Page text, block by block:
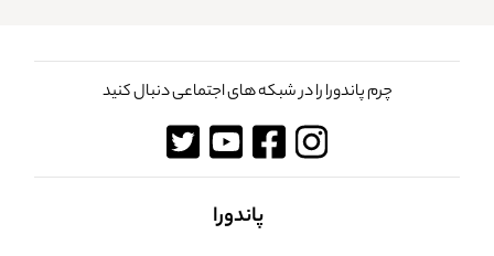
چرم پاندورا را در شبکه های اجتماعی دنبال کنید
پاندورا